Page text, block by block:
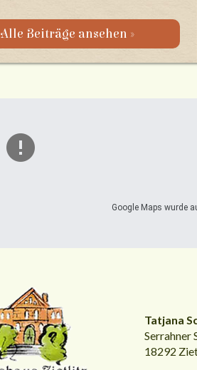
Alle Beiträge ansehen »
Google Maps wurde
Tatjana
Serrahner
18292